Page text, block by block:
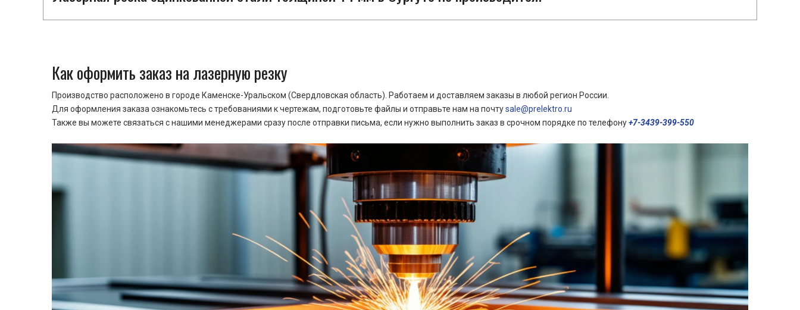
Как оформить заказ на лазерную резку
Производство расположено в городе Каменске-Уральском (Свердловская область). Работаем и доставляем заказы в любой регион России.
Для оформления заказа ознакомьтесь с требованиями к чертежам, подготовьте файлы и отправьте нам на почтуsale@prelektro.ru
Также вы можете связаться с нашими менеджерами сразу после отправки письма, если нужно выполнить заказ в срочном порядке по телефону+7-3439-399-550